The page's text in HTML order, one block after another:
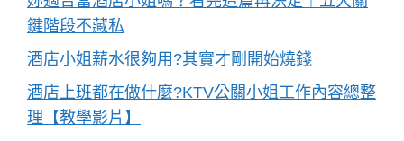
鍵階段不藏私
酒店小姐薪水很夠用?其實才剛開始燒錢
酒店上班都在做什麼?KTV公關小姐工作內容總整
理【教學影片】